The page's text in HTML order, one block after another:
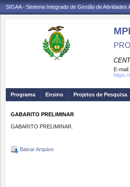
SIGAA - Sistema Integrado de Gestão de Atividades
E-mail:
Programa Ensino Projetos de Pesquisa
GABARITO PRELIMINAR
GABARITO PRELIMINAR.
Baixar Arquivo